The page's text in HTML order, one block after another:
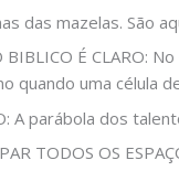
das mazelas. São
BIBLICO É CLARO:
quando uma célula
A parábola dos
TODOS OS